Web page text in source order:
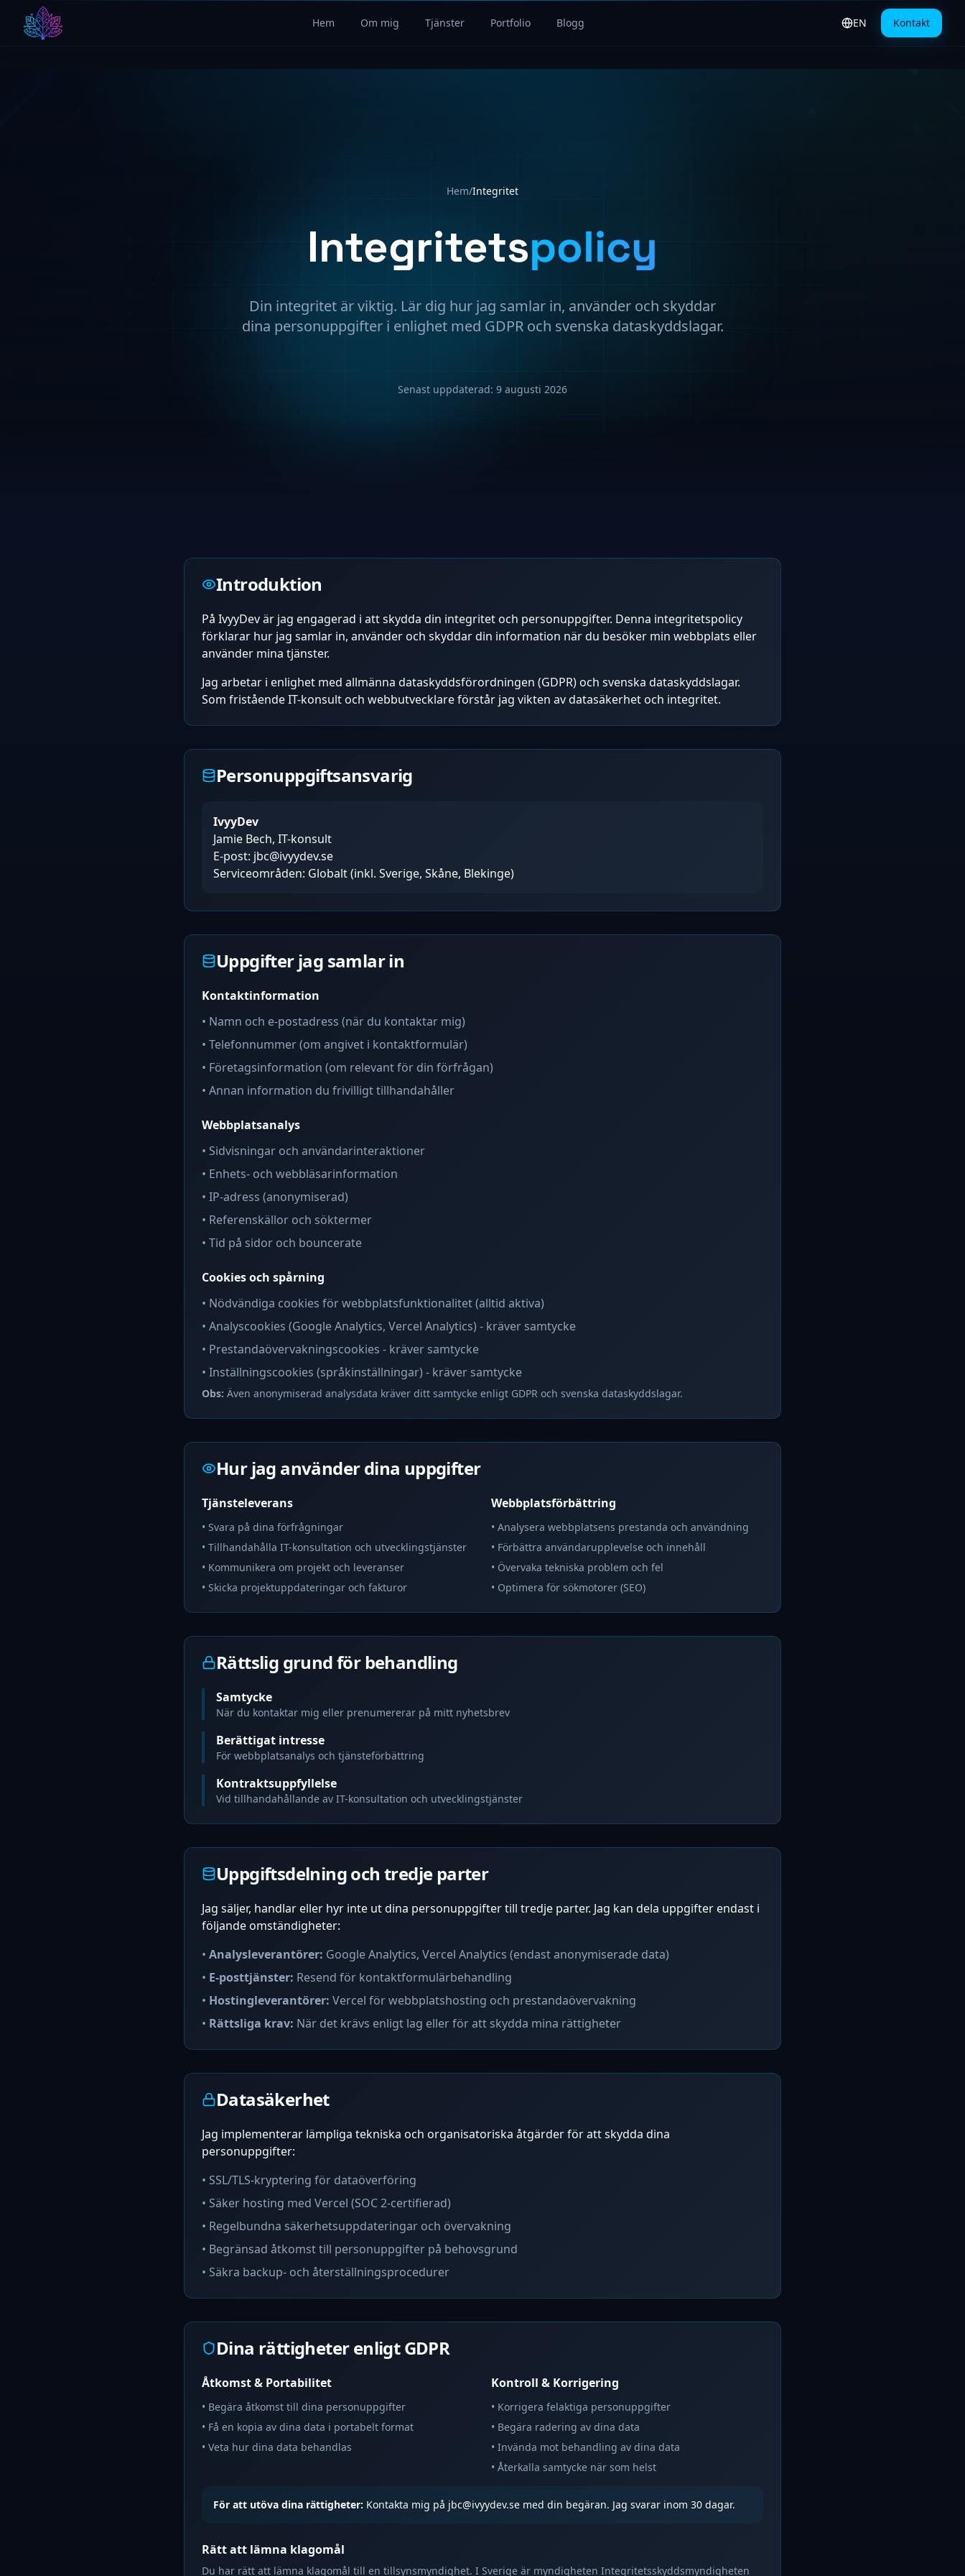
Hem Om mig Tjänster Portfolio Blogg EN
Switch to English
Kontakt
Hem/Integritet
Integritetspolicy
Din integritet är viktig. Lär dig hur jag samlar in, använder och skyddar
dina personuppgifter i enlighet med GDPR och svenska dataskyddslagar.
Senast uppdaterad: 9 augusti 2026
Introduktion
På IvyyDev är jag engagerad i att skydda din integritet och personuppgifter. Denna integritetspolicy
förklarar hur jag samlar in, använder och skyddar din information när du besöker min webbplats eller
använder mina tjänster.
Jag arbetar i enlighet med allmänna dataskyddsförordningen (GDPR) och svenska dataskyddslagar.
Som fristående IT-konsult och webbutvecklare förstår jag vikten av datasäkerhet och integritet.
Personuppgiftsansvarig
IvyyDev
Jamie Bech, IT-konsult
E-post: jbc@ivyydev.se
Serviceområden: Globalt (inkl. Sverige, Skåne, Blekinge)
Uppgifter jag samlar in
Kontaktinformation
• Namn och e-postadress (när du kontaktar mig)
• Telefonnummer (om angivet i kontaktformulär)
• Företagsinformation (om relevant för din förfrågan)
• Annan information du frivilligt tillhandahåller
Webbplatsanalys
• Sidvisningar och användarinteraktioner
• Enhets- och webbläsarinformation
• IP-adress (anonymiserad)
• Referenskällor och söktermer
• Tid på sidor och bouncerate
Cookies och spårning
• Nödvändiga cookies för webbplatsfunktionalitet (alltid aktiva)
• Analyscookies (Google Analytics, Vercel Analytics) - kräver samtycke
• Prestandaövervakningscookies - kräver samtycke
• Inställningscookies (språkinställningar) - kräver samtycke
Obs: Även anonymiserad analysdata kräver ditt samtycke enligt GDPR och svenska dataskyddslagar.
Hur jag använder dina uppgifter
Tjänsteleverans
• Svara på dina förfrågningar
• Tillhandahålla IT-konsultation och utvecklingstjänster
• Kommunikera om projekt och leveranser
• Skicka projektuppdateringar och fakturor
Webbplatsförbättring
• Analysera webbplatsens prestanda och användning
• Förbättra användarupplevelse och innehåll
• Övervaka tekniska problem och fel
• Optimera för sökmotorer (SEO)
Rättslig grund för behandling
Samtycke
När du kontaktar mig eller prenumererar på mitt nyhetsbrev
Berättigat intresse
För webbplatsanalys och tjänsteförbättring
Kontraktsuppfyllelse
Vid tillhandahållande av IT-konsultation och utvecklingstjänster
Uppgiftsdelning och tredje parter
Jag säljer, handlar eller hyr inte ut dina personuppgifter till tredje parter. Jag kan dela uppgifter endast i
följande omständigheter:
• Analysleverantörer: Google Analytics, Vercel Analytics (endast anonymiserade data)
• E-posttjänster: Resend för kontaktformulärbehandling
• Hostingleverantörer: Vercel för webbplatshosting och prestandaövervakning
• Rättsliga krav: När det krävs enligt lag eller för att skydda mina rättigheter
Datasäkerhet
Jag implementerar lämpliga tekniska och organisatoriska åtgärder för att skydda dina
personuppgifter:
• SSL/TLS-kryptering för dataöverföring
• Säker hosting med Vercel (SOC 2-certifierad)
• Regelbundna säkerhetsuppdateringar och övervakning
• Begränsad åtkomst till personuppgifter på behovsgrund
• Säkra backup- och återställningsprocedurer
Dina rättigheter enligt GDPR
Åtkomst & Portabilitet
• Begära åtkomst till dina personuppgifter
• Få en kopia av dina data i portabelt format
• Veta hur dina data behandlas
Kontroll & Korrigering
• Korrigera felaktiga personuppgifter
• Begära radering av dina data
• Invända mot behandling av dina data
• Återkalla samtycke när som helst
För att utöva dina rättigheter: Kontakta mig på jbc@ivyydev.se med din begäran. Jag svarar inom 30 dagar.
Rätt att lämna klagomål
Du har rätt att lämna klagomål till en tillsynsmyndighet. I Sverige är myndigheten Integritetsskyddsmyndigheten